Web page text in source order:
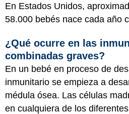
En Estados Unidos,
58.000 bebés nace cada año
¿Qué ocurre en las
combinadas graves?
En un bebé en proceso de
inmunitario se empieza a
médula ósea. Las células
en cualquiera de los